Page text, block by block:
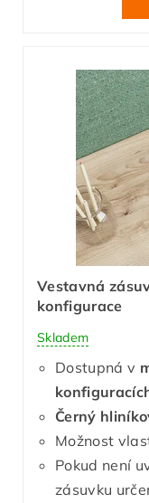
Vestavná
konfigurace
Skladem
Dostupná v
Černý
Možnost
Pokud není
zásuvku